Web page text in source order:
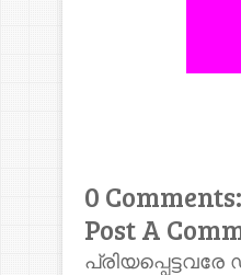
0 Comments:
Post A